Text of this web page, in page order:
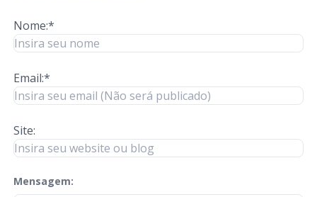
Nome:*
Email:*
Site:
Mensagem:
check-terms